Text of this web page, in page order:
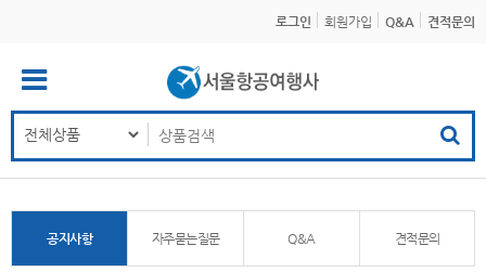
로그인 회원가입 Q&A 견적문의
공지사항 자주묻는질문 Q&A 견적문의